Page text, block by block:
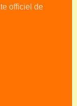
officiel de